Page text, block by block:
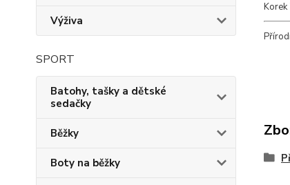
Výživa
SPORT
Batohy, tašky a dětské
sedačky
Běžky
Boty na běžky